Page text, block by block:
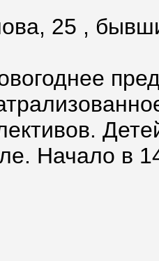
25 ,
Начало в